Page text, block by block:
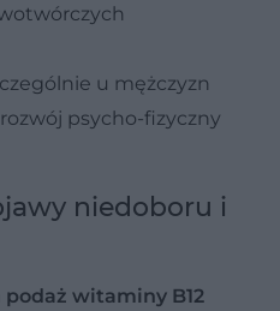
u mężczyzn
psycho-fizyczny
niedoboru i
witaminy B12